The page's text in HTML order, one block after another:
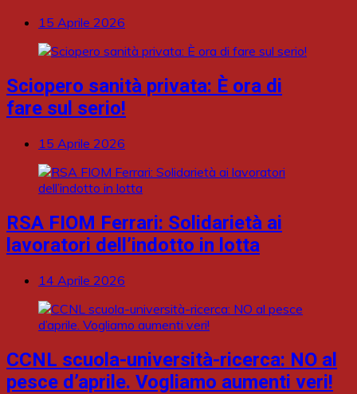
15 Aprile 2026
Sciopero sanità privata: È ora di
fare sul serio!
15 Aprile 2026
RSA FIOM Ferrari: Solidarietà ai
lavoratori dell’indotto in lotta
14 Aprile 2026
CCNL scuola-università-ricerca: NO al
pesce d’aprile. Vogliamo aumenti veri!